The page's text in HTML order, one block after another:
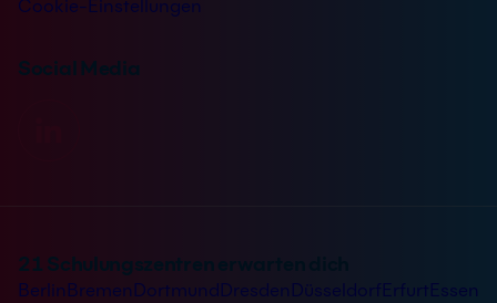
Cookie-Einstellungen
Social Media
21 Schulungszentren erwarten dich
Berlin Bremen Dortmund ErfurtEssen